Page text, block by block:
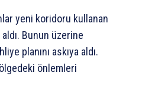
yeni koridoru kullanan
Bunun üzerine
planını askıya aldı.
önlemleri